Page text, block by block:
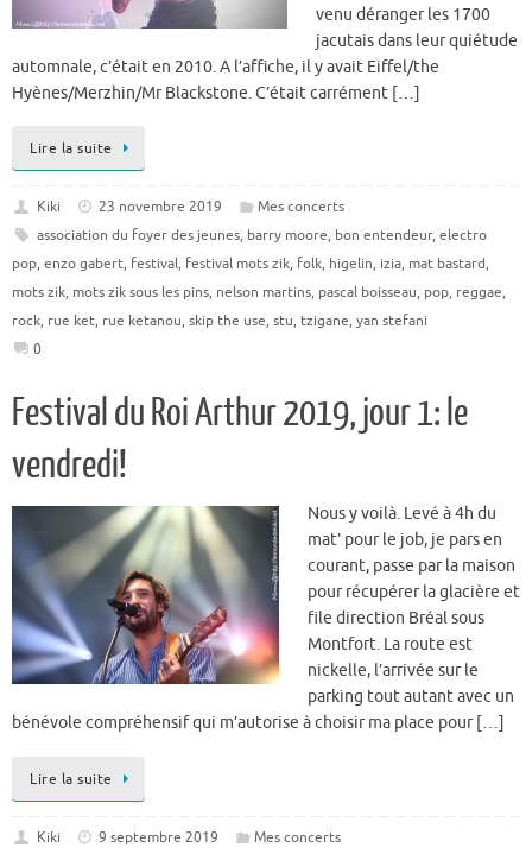
venu déranger les 1700
jacutais dans leur quiétude
automnale, c’était en 2010. A l’affiche, il y avait Eiffel/the
Hyènes/Merzhin/Mr Blackstone. C’était carrément […]
Lire la suite
Kiki 23 novembre 2019
Mes concerts
association du foyer des jeunes, barry moore, bon entendeur, electro
pop, enzo gabert, festival, festival mots zik, folk, higelin, izia, mat bastard,
mots zik, mots zik sous les pins, nelson martins, pascal boisseau, pop, reggae,
rock, rue ket, rue ketanou, skip the use, stu, tzigane, yan stefani
0
Festival du Roi Arthur 2019, jour 1: le
vendredi!
Nous y voilà. Levé à 4h du
mat’ pour le job, je pars en
courant, passe par la maison
pour récupérer la glacière et
file direction Bréal sous
Montfort. La route est
nickelle, l’arrivée sur le
parking tout autant avec un
bénévole compréhensif qui m’autorise à choisir ma place pour […]
Lire la suite
Kiki 9 septembre 2019 Mes concerts